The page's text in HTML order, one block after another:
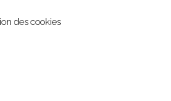
des cookies